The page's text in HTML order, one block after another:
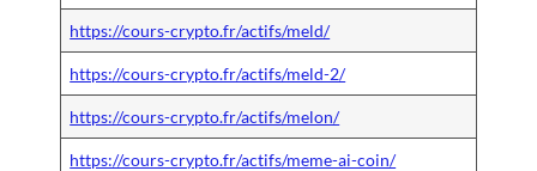
https://cours-crypto.fr/actifs/meld/
https://cours-crypto.fr/actifs/meld-2/
https://cours-crypto.fr/actifs/melon/
https://cours-crypto.fr/actifs/meme-ai-coin/